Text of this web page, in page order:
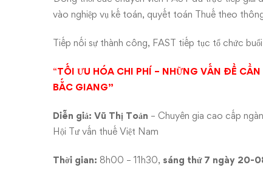
cần
lưu
ý”
tại
Bắc
Giang
vào nghiệp vụ kế toán, quyết toán Thuế theo
Tiếp nối sự thành công, FAST tiếp tục tổ chức buổi
“TỐI ƯU HÓA CHI PHÍ – NHỮNG VẤN ĐỀ
BẮC GIANG”
Diễn giả: Vũ Thị Toản – Chuyên gia cao cấp
Hội Tư vấn thuế Việt Nam
Thời gian: 8h00 – 11h30, sáng thứ 7 ngày 20-